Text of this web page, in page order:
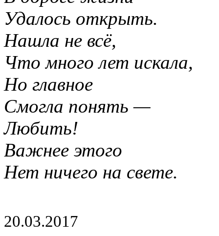
Удалось открыть.
Нашла не всё,
Что много лет искала,
Но главное
Смогла понять —
Любить!
Важнее этого
Нет ничего на свете.
20.03.2017